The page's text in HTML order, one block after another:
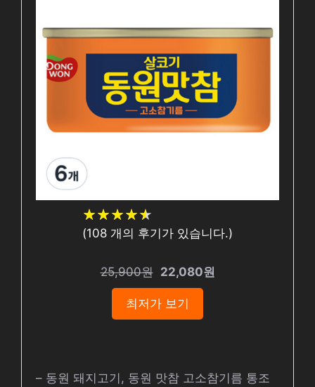
★★★★★
★★★★★
(108 개의 후기가 있습니다.)
25,900원 22,080원
최저가 보기
– 동원 돼지고기, 동원 맛참 고소참기름 통조